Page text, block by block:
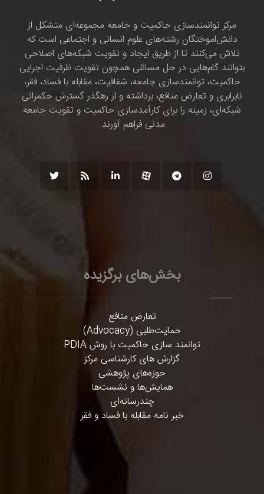
مرکز توانمندسازی حاکمیت و جامعه مجموعه‌ای متشکل از
دانش‌اموختگان رشته‌های علوم انسانی و اجتماعی است که
تلاش می‌کنند تا از طریق ایجاد و تقویت شبکه‌های اصلاحی
بتوانند گام‌هایی در حل مسائلی همچون تقویت ظرفیت اجرایی
حاکمیت، توانمندسازی جامعه، شفافیت، مقابله با فساد، فقر،
نابرابری و تعارض منافع، برداشته و از رهگذر گسترش حکمرانی
شبکه‌ای، زمینه را برای کارآمدسازی حاکمیت و تقویت جامعه
مدنی فراهم آورند.
بخش‌های برگزیده
تعارض منافع
حمایت‌طلبی (Advocacy)
توانمند سازی حاکمیت با روش PDIA
گزارش های کارشناسی مرکز
حوزه‌های پژوهشی
همایش‌ها و نشست‌ها
چندرسانه‌ای
خبر نامه مقابله با فساد و فقر